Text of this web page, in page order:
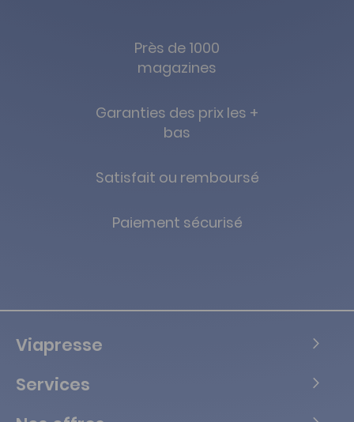
Près de 1000
magazines
Garanties des prix les +
bas
Satisfait ou remboursé
Paiement sécurisé
Viapresse
Services